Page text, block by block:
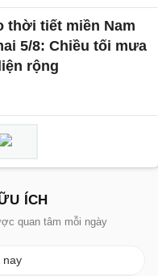
thời tiết miền Nam
5/8: Chiều tối mưa
rộng
ÍCH
quan tâm mỗi ngày
nay